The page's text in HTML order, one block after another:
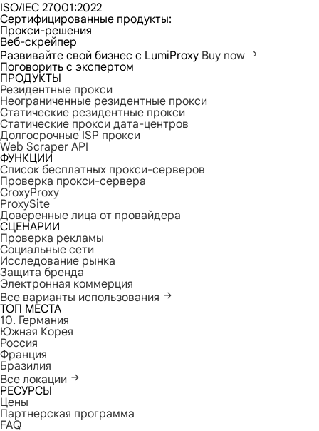
ISO/IEC 27001:2022
Сертифицированные продукты:
Прокси-решения
Веб-скрейпер
Развивайте свой бизнес с LumiProxy Buy now
Поговорить с экспертом
ПРОДУКТЫ
Резидентные прокси
Неограниченные резидентные прокси
Статические резидентные прокси
Статические прокси дата-центров
Долгосрочные ISP прокси
Web Scraper API
ФУНКЦИИ
Список бесплатных прокси-серверов
Проверка прокси-сервера
CroxyProxy
ProxySite
Доверенные лица от провайдера
СЦЕНАРИИ
Проверка рекламы
Социальные сети
Исследование рынка
Защита бренда
Электронная коммерция
Все варианты использования
ТОП МЕСТА
10. Германия
Южная Корея
Россия
Франция
Бразилия
Все локации
РЕСУРСЫ
Цены
Партнерская программа
FAQ